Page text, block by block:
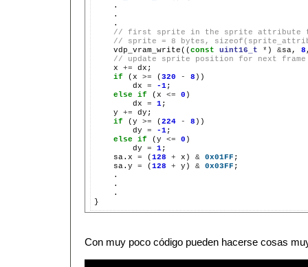
// first sprite in the sprite attribute
// sprite = 8 bytes,
vdp_vram_write((const uint16_t * ) &sa, 8
// update sprite position for next frame
x
+=
if
(x >= (320 - 8
dx
= -1
else
if (x <= 0
dx
= 1
y
+=
if
(y >= (224 - 8
dy
= -1
else
if (y <= 0
dy
= 1
sa.x
= (128 + x) & 0x01FF
sa.y
= (128 + y) & 0x03FF
.
Con muy poco código pueden hacerse cosas